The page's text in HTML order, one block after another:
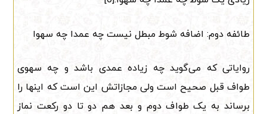
طائفه دوم: اضافه شوط مبطل نیست چه عمدا چه سهوا
روایاتی که می‌گوید چه زیاده عمدی باشد و چه سهوی
طواف قبل صحیح است ولی مجازاتش این است که اینها را
برساند به یک طواف دوم و بعد هم دو تا دو رکعت نماز